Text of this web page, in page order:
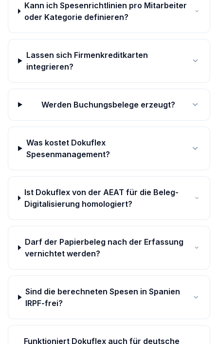
Kann ich Spesenrichtlinien pro Mitarbeiter
oder Kategorie definieren?
Lassen sich Firmenkreditkarten
integrieren?
Werden Buchungsbelege erzeugt?
Was kostet Dokuflex
Spesenmanagement?
Ist Dokuflex von der AEAT für die Beleg-
Digitalisierung homologiert?
Darf der Papierbeleg nach der Erfassung
vernichtet werden?
Sind die berechneten Spesen in Spanien
IRPF-frei?
Funktioniert Dokuflex auch für deutsche